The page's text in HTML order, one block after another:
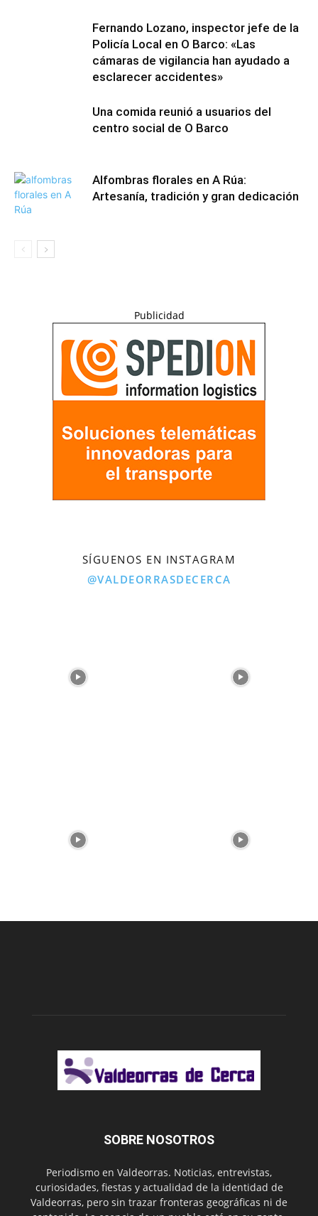
Fernando Lozano, inspector jefe de la
Policía Local en O Barco: «Las
cámaras de vigilancia han ayudado a
esclarecer accidentes»
Una comida reunió a usuarios del
centro social de O Barco
Alfombras florales en A Rúa:
Artesanía, tradición y gran dedicación
Publicidad
SÍGUENOS EN INSTAGRAM
@VALDEORRASDECERCA
SOBRE NOSOTROS
Periodismo en Valdeorras. Noticias, entrevistas,
curiosidades, fiestas y actualidad de la identidad de
Valdeorras, pero sin trazar fronteras geográficas ni de